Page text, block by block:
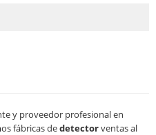
y proveedor profesional en
fábricas dedetectorventas al